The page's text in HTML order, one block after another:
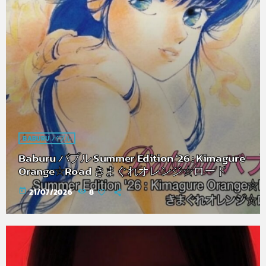
BABURU バブル
Baburu バブル Summer Edition '26 : Kimagure
Orange☆Road きまぐれオレンジ☆ロード
today 21/07/2026 8